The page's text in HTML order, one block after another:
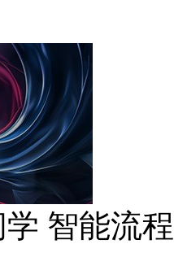
智能流